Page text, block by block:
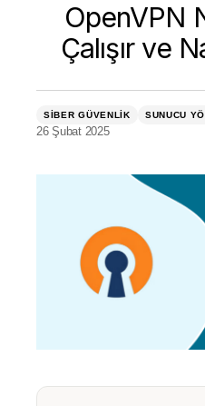
OpenVPN
Çalışır ve
SIBER GÜVENLIK SUNUCU
26 Şubat 2025